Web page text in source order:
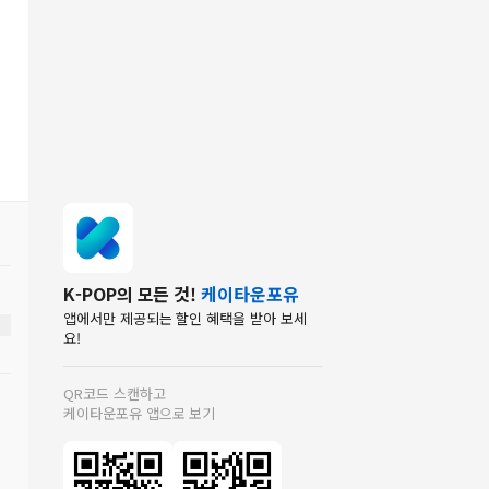
K-POP의 모든 것! 케이타운포유
앱에서만 제공되는 할인 혜택을 받아 보세
요!
QR코드 스캔하고
케이타운포유 앱으로 보기